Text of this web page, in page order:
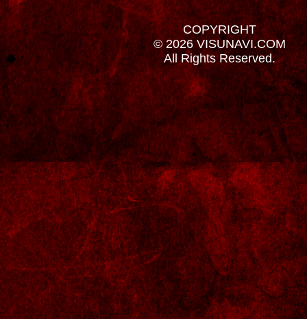
COPYRIGHT
© 2026 VISUNAVI.COM
All Rights Reserved.